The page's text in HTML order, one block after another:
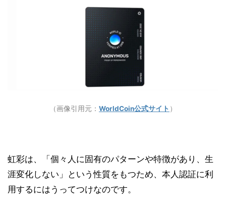
（画像引用元： WorldCoin公式サイト ）
虹彩は、「個々人に固有のパターンや特徴があり、生
涯変化しない」という性質をもつため、本人認証に利
用するにはうってつけなのです。